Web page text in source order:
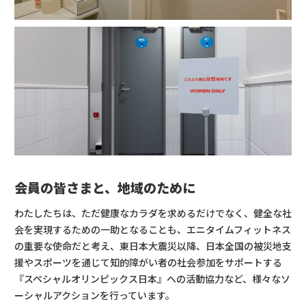
会員の皆さまと、地域のために
わたしたちは、ただ健康なカラダを求めるだけでなく、健全な社
会を実現するための一助となることも、エニタイムフィットネス
の重要な使命だと考え、東日本大震災以降、日本全国の被災地支
援やスポーツを通じて知的障がい者の社会参加をサポートする
『スペシャルオリンピックス日本』への活動協力など、様々なソ
ーシャルアクションを行っています。